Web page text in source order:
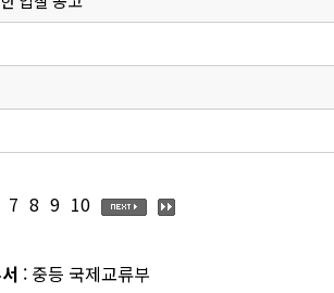
7 8 9 10
: 중등 국제교류부